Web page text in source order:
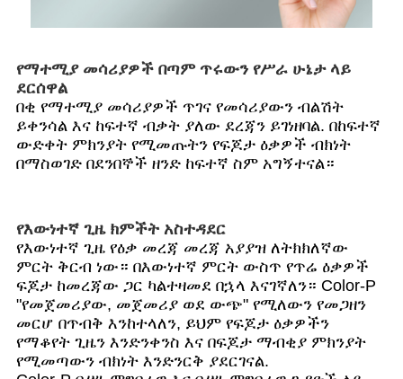
የማተሚያ መሳሪያዎች በጣም ጥሩውን የሥራ ሁኔታ ላይ
ደርሰዋል
በቂ የማተሚያ መሳሪያዎች ጥገና የመሳሪያውን ብልሽት
ይቀንሳል እና ከፍተኛ ብቃት ያለው ደረጃን ይገነዘባል. በከፍተኛ
ውድቀት ምክንያት የሚመጡትን የፍጆታ ዕቃዎች ብክነት
በማስወገድ በደንበኞች ዘንድ ከፍተኛ ስም አግኝተናል።
የእውነተኛ ጊዜ ክምችት አስተዳደር
የእውነተኛ ጊዜ የዕቃ መረጃ መረጃ አያያዝ ለትክክለኛው
ምርት ቅርብ ነው። በእውነተኛ ምርት ውስጥ የጥሬ ዕቃዎች
ፍጆታ ከመረጃው ጋር ካልተዛመደ በኋላ እናገኛለን። Color-P
"የመጀመሪያው, መጀመሪያ ወደ ውጭ" የሚለውን የመጋዘን
መርሆ በጥብቅ እንከተላለን, ይህም የፍጆታ ዕቃዎችን
የማቆየት ጊዜን እንድንቀንስ እና በፍጆታ ማብቂያ ምክንያት
የሚመጣውን ብክነት እንድንርቅ ያደርገናል.